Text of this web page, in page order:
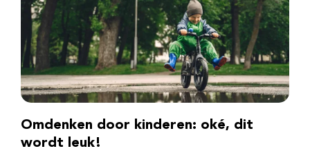
Omdenken door kinderen: oké, dit
wordt leuk!